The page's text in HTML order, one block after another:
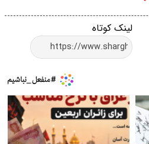
لینک کوتاه